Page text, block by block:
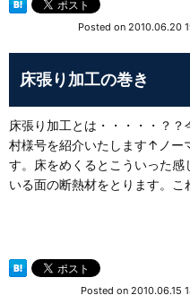
Posted on 2010.06.20
床張り加工の巻き
床張り加工とは・・・・・？
村様号を紹介いたします↑ノー
す。床をめくるとこういった
いる面の断熱材をとります。
Posted on 2010.06.15